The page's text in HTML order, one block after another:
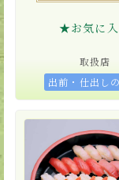
★お気に入
取扱店
出前・仕出し